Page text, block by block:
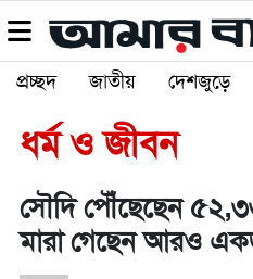
প্রচ্ছদ জাতীয় দেশজুড়ে
ধর্ম ও জীবন
সৌদি পৌঁছেছেন
মারা গেছেন আরও